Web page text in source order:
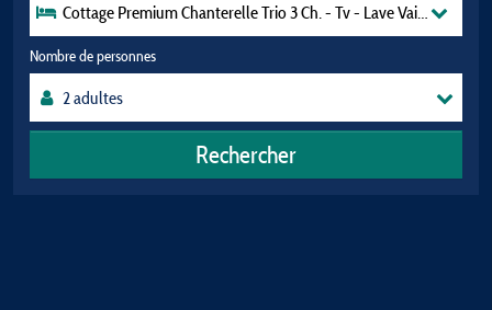
Cottage Premium Chanterelle Trio 3 Ch. - Tv - Lave Vaisselle -
Nombre de personnes
Rechercher